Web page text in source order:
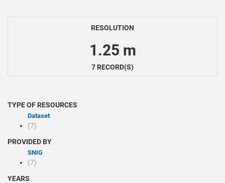
RESOLUTION
1.25 m
7 RECORD(S)
TYPE OF RESOURCES
Dataset
(7)
PROVIDED BY
SNIG
(7)
YEARS